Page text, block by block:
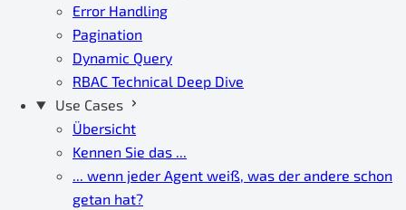
Error Handling
Pagination
Dynamic Query
RBAC Technical Deep Dive
Use Cases
Übersicht
Kennen Sie das ...
... wenn jeder Agent weiß, was der andere schon
getan hat?